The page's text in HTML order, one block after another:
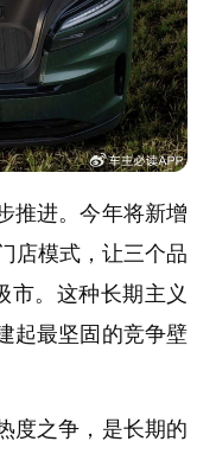
推进。今年将新增
店模式，让三个品
市。这种长期主义
起最坚固的竞争壁
度之争，是长期的